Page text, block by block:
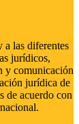
las diferentes
jurídicos,
y comunicación
jurídica de
de acuerdo con